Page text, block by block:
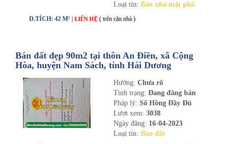
Loại tin: Bán nhà mặt phố
D.TÍCH: 42 M² | LIÊN HỆ ( trên căn nhà )
Bán đất đẹp 90m2 tại thôn An Điền, xã Cộng
Hòa, huyện Nam Sách, tỉnh Hải Dương
Hướng: Chưa rõ
Tình trạng: Đang đăng bán
Pháp lý: Sổ Hồng Đầy Đủ
Lượt xem: 3038
Ngày đăng: 16-04-2023
Loại tin: Bán đất